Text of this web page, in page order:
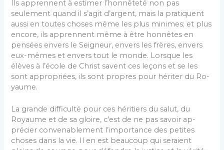
Ils apprennent à estimer l’honnêteté non pas
seulement quand il s’agit d’argent, mais la pratiquent
aussi en toutes choses même les plus minimes; et plus
encore, ils apprennent même à être honnêtes en
pensées envers le Seigneur, envers les frères, envers
eux-mêmes et envers tout le monde. Lorsque les
élèves à l’école de Christ savent ces leçons et se les
sont appropriées, ils sont propres pour hériter du Ro­
yaume.
La grande difficulté pour ces héritiers du salut, du
Royaume et de sa gloire, c’est de ne pas savoir ap­
précier convenablement l’importance des petites
choses dans la vie. Il en est beaucoup qui seraient